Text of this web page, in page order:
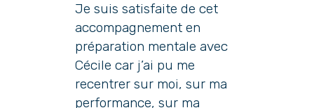
Je suis satisfaite de cet
accompagnement en
préparation mentale avec
Cécile car j’ai pu me
recentrer sur moi, sur ma
performance, sur ma